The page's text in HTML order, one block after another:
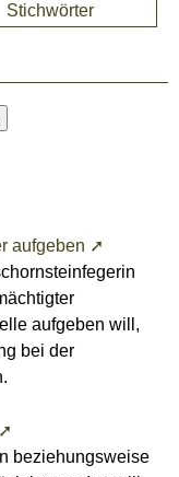
Stichwörter
aufgeben ➚
aufgeben will,
bei der
beziehungsweise